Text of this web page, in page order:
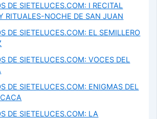
DE SIETELUCES.COM: I RECITAL
RITUALES-NOCHE DE SAN JUAN
DE SIETELUCES.COM: EL SEMILLERO
DE SIETELUCES.COM: VOCES DEL
DE SIETELUCES.COM: ENIGMAS DEL
DE SIETELUCES.COM: LA